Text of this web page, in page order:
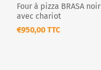
Four à pizza BRASA noir
avec chariot
€950,00 TTC